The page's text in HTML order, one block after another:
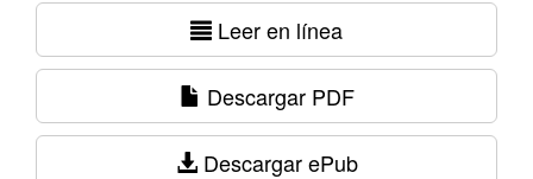
Leer en línea
Descargar PDF
Descargar ePub